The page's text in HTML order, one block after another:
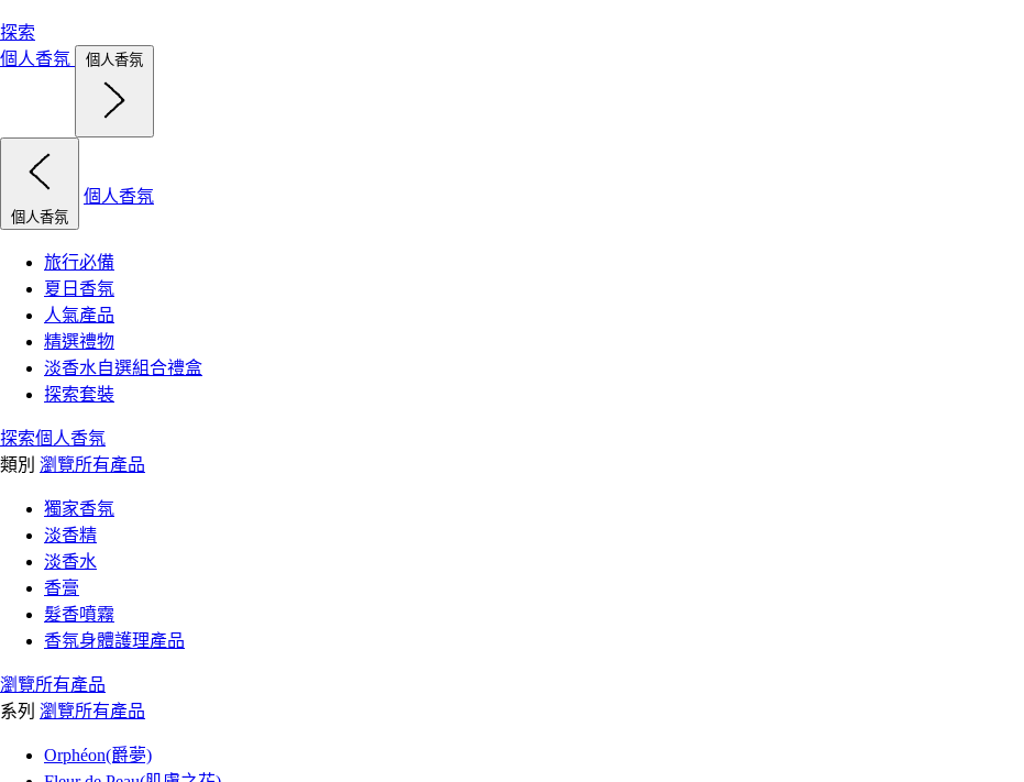
探索
個人香氛
個人香氛
個人香氛
個人香氛
旅行必備
夏日香氛
人氣產品
精選禮物
淡香水自選組合禮盒
探索套裝
探索個人香氛
類別 瀏覽所有產品
獨家香氛
淡香精
淡香水
香膏
髮香噴霧
香氛身體護理產品
瀏覽所有產品
系列 瀏覽所有產品
Orphéon(爵夢)